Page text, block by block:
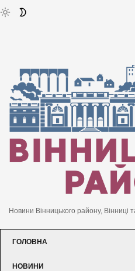
Новини Вінницького району, Вінниці
ГОЛОВНА
НОВИНИ